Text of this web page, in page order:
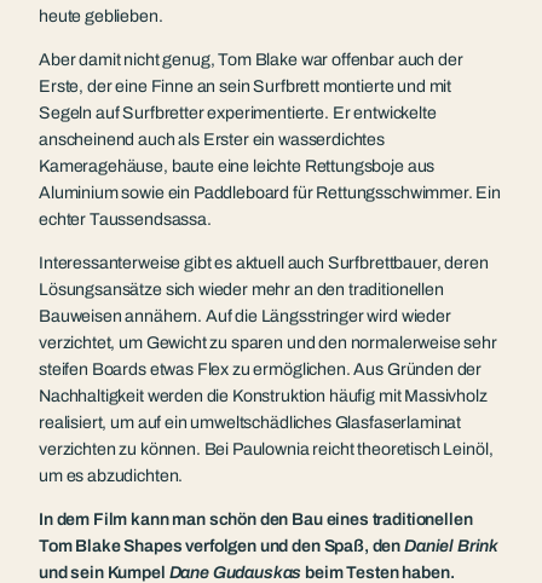
heute geblieben.
Aber damit nicht genug, Tom Blake war offenbar auch der
Erste, der eine Finne an sein Surfbrett montierte und mit
Segeln auf Surfbretter experimentierte. Er entwickelte
anscheinend auch als Erster ein wasserdichtes
Kameragehäuse, baute eine leichte Rettungsboje aus
Aluminium sowie ein Paddleboard für Rettungsschwimmer. Ein
echter Taussendsassa.
Interessanterweise gibt es aktuell auch Surfbrettbauer, deren
Lösungsansätze sich wieder mehr an den traditionellen
Bauweisen annähern. Auf die Längsstringer wird wieder
verzichtet, um Gewicht zu sparen und den normalerweise sehr
steifen Boards etwas Flex zu ermöglichen. Aus Gründen der
Nachhaltigkeit werden die Konstruktion häufig mit Massivholz
realisiert, um auf ein umweltschädliches Glasfaserlaminat
verzichten zu können. Bei Paulownia reicht theoretisch Leinöl,
um es abzudichten.
In dem Film kann man schön den Bau eines traditionellen
Tom Blake Shapes verfolgen und den Spaß, denDaniel Brink
und sein Kumpel Dane Gudauskas beim Testen haben.